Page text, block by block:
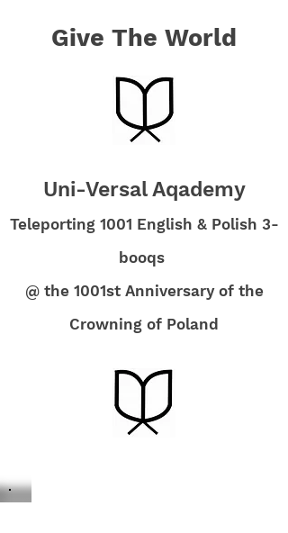
Give The World
Uni-Versal Aqademy
Teleporting 1001 English & Polish 3-
booqs
@ the 1001st Anniversary of the
Crowning of Poland